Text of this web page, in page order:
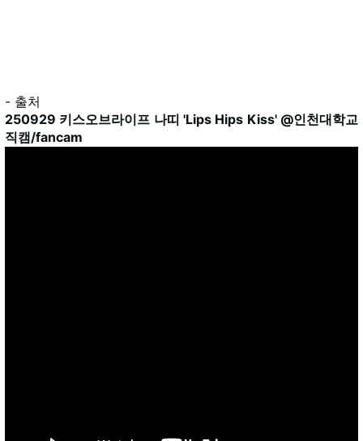
- 출처
250929 키스오브라이프 나띠 'Lips Hips Kiss' @인천대학교
직캠/fancam